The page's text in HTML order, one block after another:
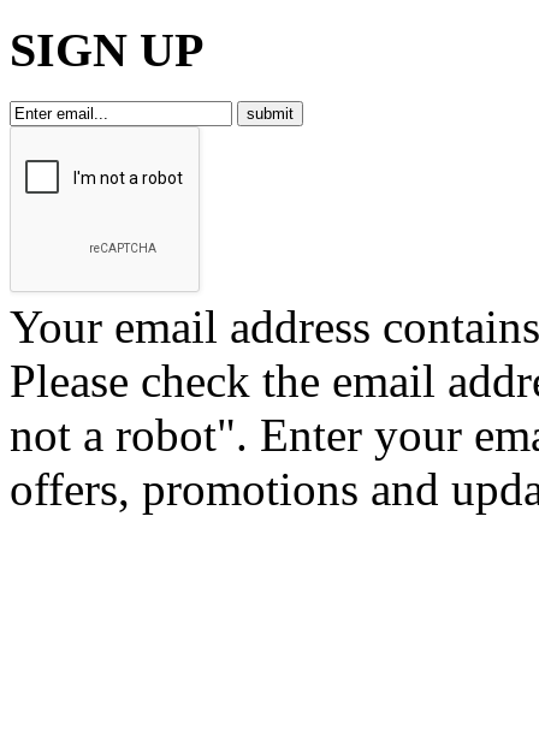
SIGN UP
Your email address
Please check the email
not a robot". Enter your
offers, promotions and